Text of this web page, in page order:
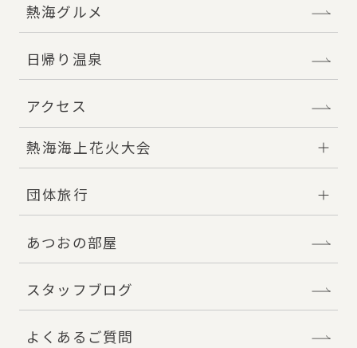
熱海グルメ
日帰り温泉
アクセス
熱海海上花火大会
団体旅行
あつおの部屋
スタッフブログ
よくあるご質問